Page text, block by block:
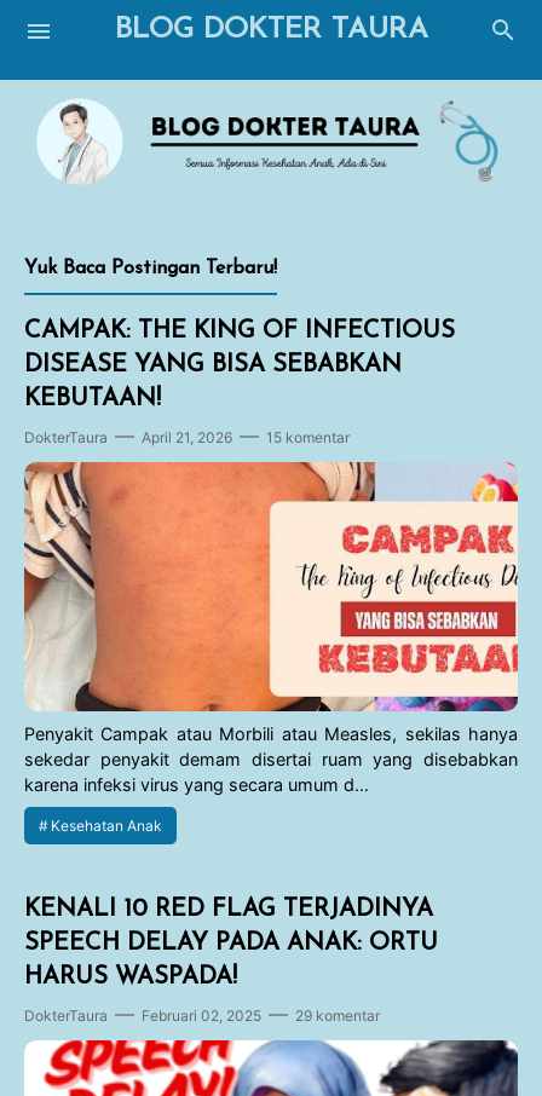
BLOG DOKTER TAURA
Blogging
Breastfeeding
Perawatan Bayi
Imunisasi
Tumbuh Kembang
Parenting
Traveling Story
Kesehatan Umum
Gaya Hidup
Haji dan Umroh
Kesehatan Anak
Yuk Baca Postingan Terbaru!
CAMPAK: THE KING OF INFECTIOUS
DISEASE YANG BISA SEBABKAN
KEBUTAAN!
DokterTaura April 21, 2026 15 komentar
Penyakit Campak atau Morbili atau Measles, sekilas hanya
sekedar penyakit demam disertai ruam yang disebabkan
karena infeksi virus yang secara umum d…
Kesehatan Anak
KENALI 10 RED FLAG TERJADINYA
SPEECH DELAY PADA ANAK: ORTU
HARUS WASPADA!
DokterTaura Februari 02, 2025 29 komentar